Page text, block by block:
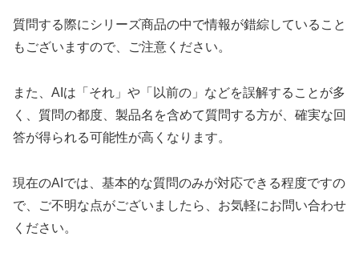
質問する際にシリーズ商品の中で情報が錯綜していること
もございますので、ご注意ください。
また、AIは「それ」や「以前の」などを誤解することが多
く、質問の都度、製品名を含めて質問する方が、確実な回
答が得られる可能性が高くなります。
現在のAIでは、基本的な質問のみが対応できる程度ですの
で、ご不明な点がございましたら、お気軽にお問い合わせ
ください。